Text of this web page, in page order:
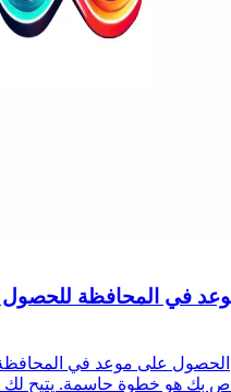
في المحافظة للحصول
الحصول على موعد في
بك هو خطوة حاسمة. يتيح